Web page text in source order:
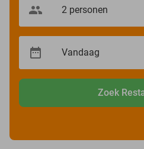
Zoek